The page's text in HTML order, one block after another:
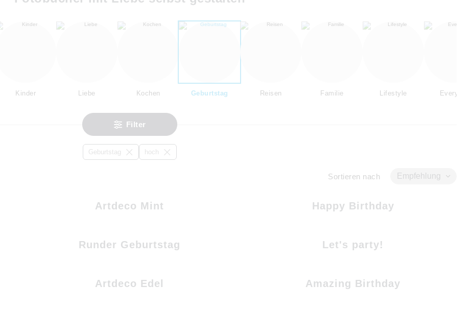
Kinder Liebe Kochen Geburtstag Reisen Familie Lifestyle Everyday
Filter
Geburtstag hoch
Sortieren nach Empfehlung
Artdeco Mint Happy Birthday
Runder Geburtstag Let's party!
Artdeco Edel Amazing Birthday